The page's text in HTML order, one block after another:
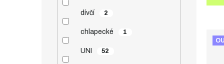
dívčí 2
chlapecké 1
UNI 52